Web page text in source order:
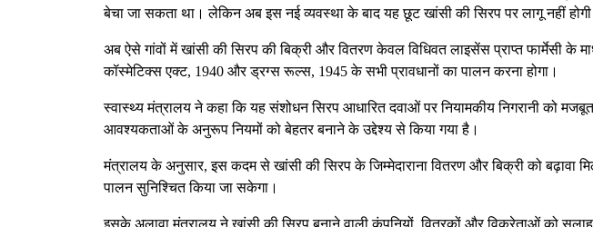
बेचा जा सकता था। लेकिन अब इस नई व्यवस्था के बाद यह छूट खांसी की सिरप पर लागू नहीं
अब ऐसे गांवों में खांसी की सिरप की बिक्री और वितरण केवल विधिवत लाइसेंस प्राप्त फार्मेसी के
कॉस्मेटिक्स एक्ट, 1940 और ड्रग्स रूल्स, 1945 के सभी प्रावधानों का पालन करना होगा।
स्वास्थ्य मंत्रालय ने कहा कि यह संशोधन सिरप आधारित दवाओं पर नियामकीय निगरानी को
आवश्यकताओं के अनुरूप नियमों को बेहतर बनाने के उद्देश्य से किया गया है।
मंत्रालय के अनुसार, इस कदम से खांसी की सिरप के जिम्मेदाराना वितरण और बिक्री को बढ़ावा
पालन सुनिश्चित किया जा सकेगा।
इसके अलावा मंत्रालय ने खांसी की सिरप बनाने वाली कंपनियों, वितरकों और विक्रेताओं को